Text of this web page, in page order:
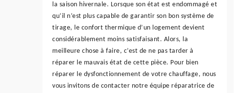
la saison hivernale. Lorsque son état est endommagé et
qu’il n’est plus capable de garantir son bon système de
tirage, le confort thermique d’un logement devient
considérablement moins satisfaisant. Alors, la
meilleure chose à faire, c’est de ne pas tarder à
réparer le mauvais état de cette pièce. Pour bien
réparer le dysfonctionnement de votre chauffage, nous
vous invitons de contacter notre équipe réparatrice de